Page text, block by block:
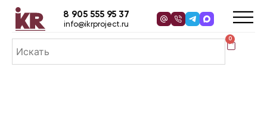
0
8 905 555 95 37
info@ikrproject.ru